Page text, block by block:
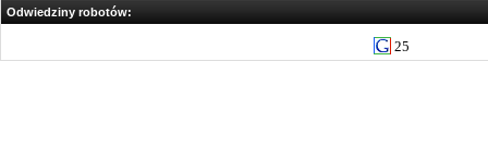
Odwiedziny robotów:
25